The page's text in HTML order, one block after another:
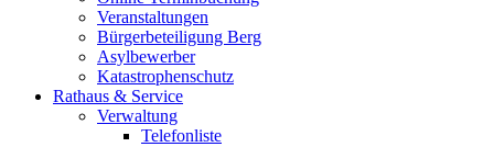
Veranstaltungen
Bürgerbeteiligung Berg
Asylbewerber
Katastrophenschutz
Rathaus & Service
Verwaltung
Telefonliste